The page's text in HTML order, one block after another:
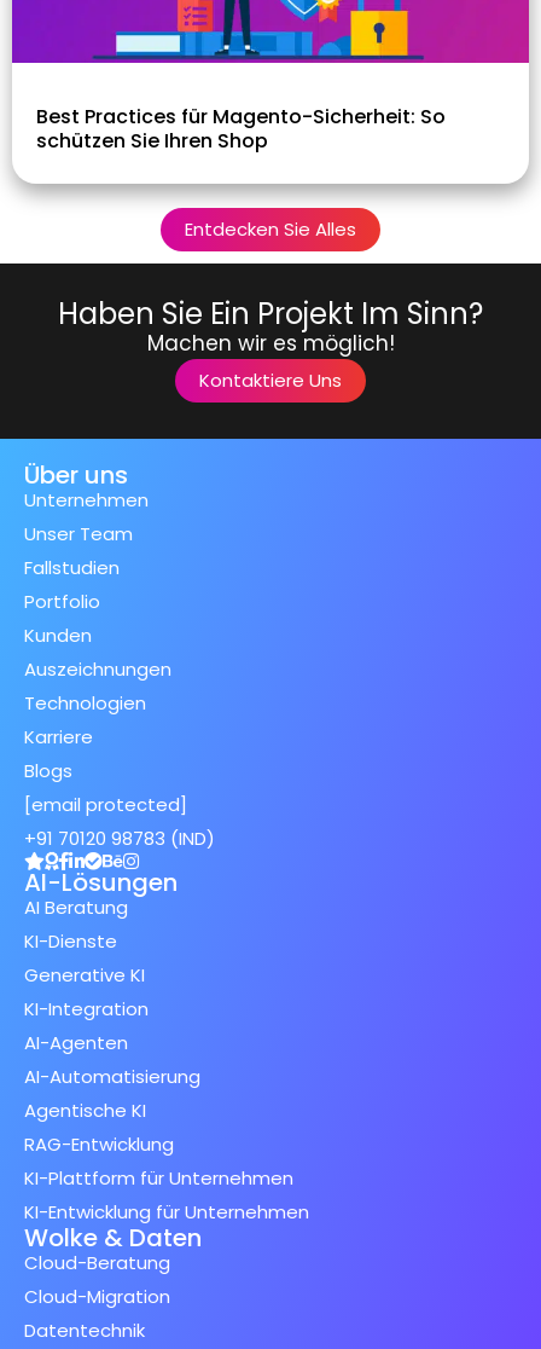
Best Practices für Magento-Sicherheit: So
schützen Sie Ihren Shop
Entdecken Sie Alles
Haben Sie Ein Projekt Im Sinn?
Machen wir es möglich!
Kontaktiere Uns
Über uns
Unternehmen
Unser Team
Fallstudien
Portfolio
Kunden
Auszeichnungen
Technologien
Karriere
Blogs
[email protected]
+91 70120 98783 (IND)
AI-Lösungen
AI Beratung
KI-Dienste
Generative KI
KI-Integration
AI-Agenten
AI-Automatisierung
Agentische KI
RAG-Entwicklung
KI-Plattform für Unternehmen
KI-Entwicklung für Unternehmen
Wolke & Daten
Cloud-Beratung
Cloud-Migration
Datentechnik